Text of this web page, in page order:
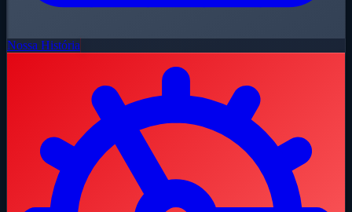
Nossa História